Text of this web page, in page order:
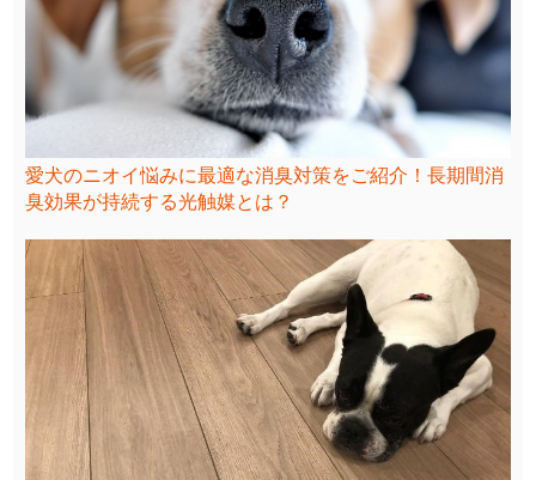
愛犬のニオイ悩みに最適な消臭対策をご紹介！長期間消
臭効果が持続する光触媒とは？